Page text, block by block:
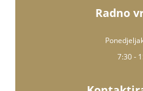
Radno
7:30 -